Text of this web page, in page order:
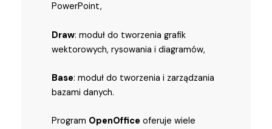
PowerPoint,
Draw: moduł do tworzenia grafik
wektorowych, rysowania i diagramów,
Base: moduł do tworzenia i zarządzania
bazami danych.
Program OpenOffice oferuje wiele